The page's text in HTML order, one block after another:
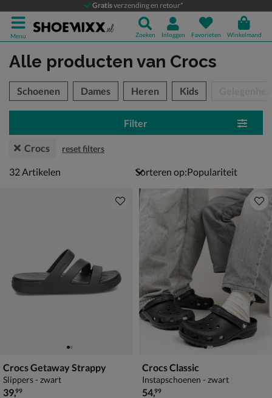
Gratisverzending en retour*
Menu Zoeken Inloggen Favorieten Winkelmand
Alle producten van Crocs
over
Schoenen Dames Heren Kids
Filter
Crocs reset filters
32 artikelen
32Artikelen Sorteren op:
Crocs Getaway Strappy
Slippers - zwart
€ 39,99
39,99
Crocs Classic
Instapschoenen - zwart
€ 54,99
54,99